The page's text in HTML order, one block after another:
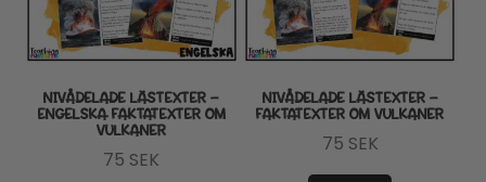
LICENSER
EXPANDERA
UNDERMENY
TIPSHÖRNAN
NIVÅDELADE LÄSTEXTER –
ENGELSKA FAKTATEXTER OM
VULKANER
75 SEK
NIVÅDELADE LÄSTEXTER –
FAKTATEXTER OM VULKANER
75 SEK